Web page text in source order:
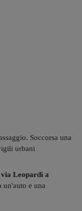
Soccorsa una
urbani
Leopardi a
un'auto e una